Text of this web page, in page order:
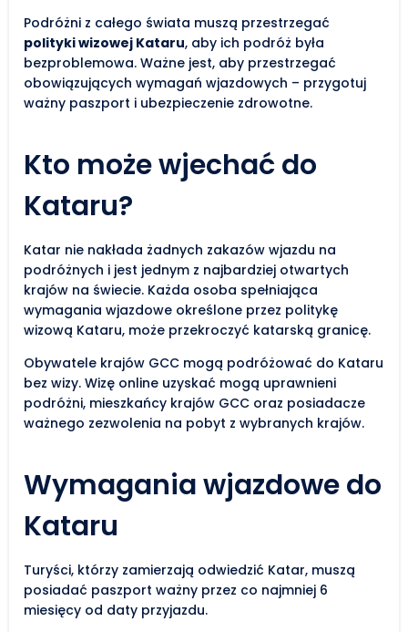
Podróżni z całego świata muszą przestrzegać
polityki wizowej Kataru, aby ich podróż była
bezproblemowa. Ważne jest, aby przestrzegać
obowiązujących wymagań wjazdowych – przygotuj
ważny paszport i ubezpieczenie zdrowotne.
Kto może wjechać do
Kataru?
Katar nie nakłada żadnych zakazów wjazdu na
podróżnych i jest jednym z najbardziej otwartych
krajów na świecie. Każda osoba spełniająca
wymagania wjazdowe określone przez politykę
wizową Kataru, może przekroczyć katarską granicę.
Obywatele krajów GCC mogą podróżować do Kataru
bez wizy. Wizę online uzyskać mogą uprawnieni
podróżni, mieszkańcy krajów GCC oraz posiadacze
ważnego zezwolenia na pobyt z wybranych krajów.
Wymagania wjazdowe do
Kataru
Turyści, którzy zamierzają odwiedzić Katar, muszą
posiadać paszport ważny przez co najmniej 6
miesięcy od daty przyjazdu.